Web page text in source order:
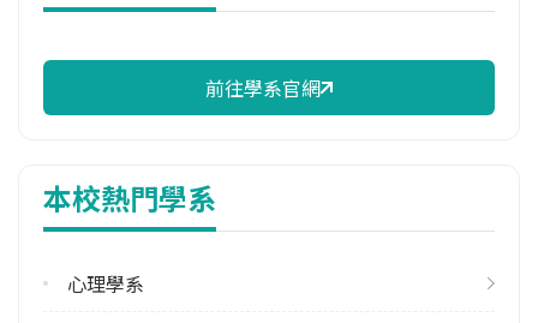
114年註冊率
113學年度下學期
修輔系人數
113學年度上學期
前往學系官網
本校熱門學系
心理學系